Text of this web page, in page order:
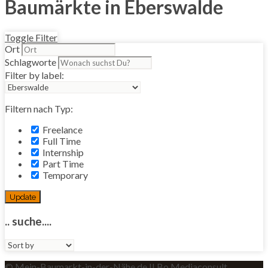
Baumärkte in Eberswalde
Toggle Filter
Ort
Schlagworte
Filter by label:
Filtern nach Typ:
Freelance
Full Time
Internship
Part Time
Temporary
Update
.. suche....
Sort